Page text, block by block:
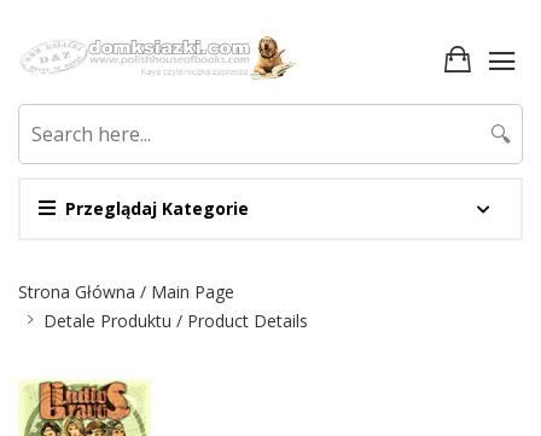
Przeglądaj Kategorie
🔍
Strona Główna / Main Page
Detale Produktu / Product Details